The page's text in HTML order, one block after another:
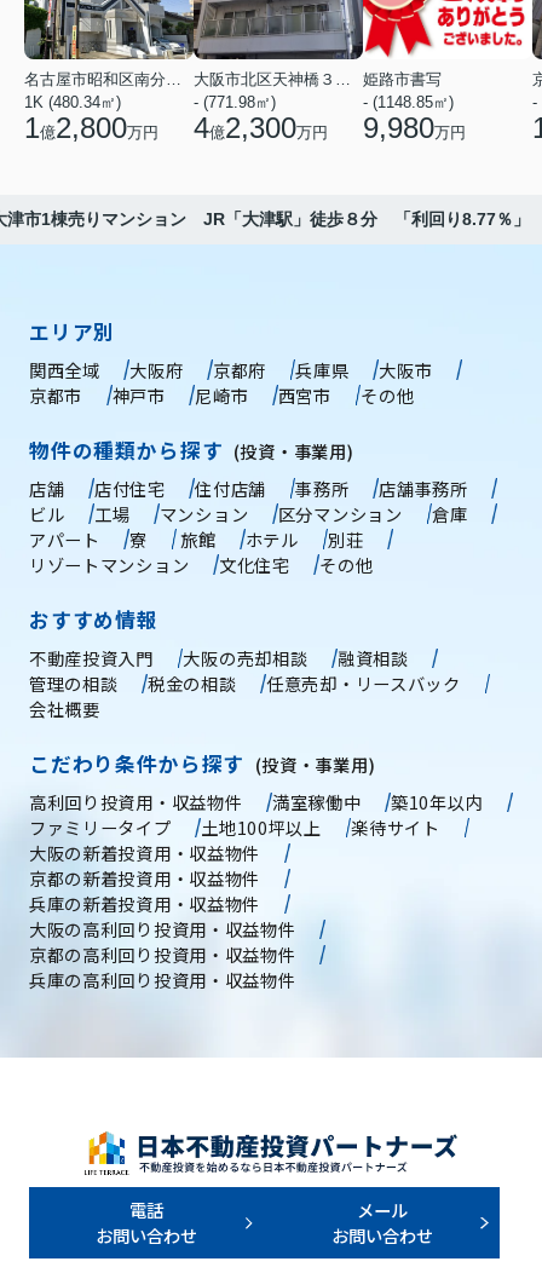
名古屋市昭和区南分町３丁目
1K (480.34㎡)
1億2,800万円
大阪市北区天神橋３丁目
- (771.98㎡)
4億2,300万円
姫路市書写
- (1148.85㎡)
9,980万円
-
津市1棟売りマンション JR「大津駅」徒歩８分 「利回り8.77％」
エリア別
関西全域 大阪府 京都府 兵庫県
大阪市
京都市
神戸市 尼崎市 西宮市 その他
物件の種類から探す (投資・事業用)
店舗
店付住宅 住付店舗 事務所
店舗事務所
ビル
工場 マンション 区分マンション
倉庫
アパート
寮 旅館 ホテル
別荘
リゾートマンション
文化住宅 その他
おすすめ情報
不動産投資入門 大阪の売却相談
融資相談
管理の相談
税金の相談
任意売却・リースバック
会社概要
こだわり条件から探す (投資・事業用)
高利回り投資用・収益物件
満室稼働中
築10年以内
ファミリータイプ
土地100坪以上
楽待サイト
大阪の新着投資用・収益物件
京都の新着投資用・収益物件
兵庫の新着投資用・収益物件
大阪の高利回り投資用・収益物件
京都の高利回り投資用・収益物件
兵庫の高利回り投資用・収益物件
電話
お問い合わせ
メール
お問い合わせ